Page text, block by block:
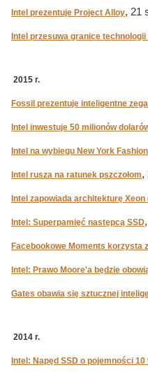
Intel prezentuje Project Alloy, 21
Intel przesuwa granice
2015 r.
Fossil prezentuje inteligentne
Intel inwestuje 50 milionów
Intel na wybiegu New York
Intel rusza na ratunek pszczołom,
Intel zapowiada architekturę
Intel: Superpamięć następcą SSD
Facebookowe Moments korzysta
Intel: Prawo Moore'a będzie
Gates obawia się sztucznej
2014 r.
Intel: Napęd SSD o pojemności